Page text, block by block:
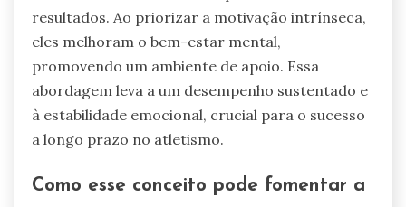
resultados. Ao priorizar a motivação intrínseca,
eles melhoram o bem-estar mental,
promovendo um ambiente de apoio. Essa
abordagem leva a um desempenho sustentado e
à estabilidade emocional, crucial para o sucesso
a longo prazo no atletismo.
Como esse conceito pode fomentar a